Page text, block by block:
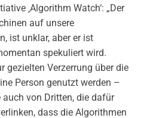
‚Algorithm Watch‘: „Der
auf unsere
ist unklar, aber er ist
spekuliert wird.
gezielten Verzerrung über die
Person genutzt werden –
von Dritten, die dafür
dass die Algorithmen